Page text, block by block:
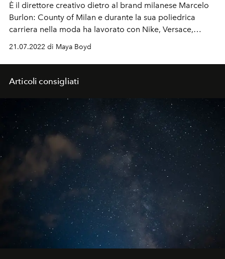
È il direttore creativo dietro al brand milanese Marcelo
Burlon: County of Milan e durante la sua poliedrica
carriera nella moda ha lavorato con Nike, Versace,
Missoni e Maison Margiela. Marcelo Burlon parla con
Maya Boyd de L'OFFICIEL IBIZA della slow life dell'isola,
i tempi e i 10 anni del suo brand.
21.07.2022 di Maya Boyd
Articoli consigliati